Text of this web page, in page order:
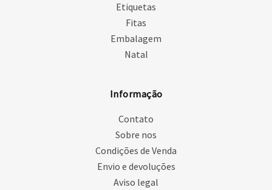
Etiquetas
Fitas
Embalagem
Natal
Informação
Contato
Sobre nos
Condições de Venda
Envio e devoluções
Aviso legal